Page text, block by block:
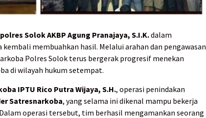
Solok AKBP Agung Pranajaya, S.I.K.dalam
membuahkan hasil. Melalui arahan dan pengawasan
Polres Solok terus bergerak progresif menekan
di wilayah hukum setempat.
IPTU Rico Putra Wijaya, S.H., operasi penindakan
Satresnarkoba, yang selama ini dikenal mampu bekerja
operasi tersebut, tim berhasil mengamankan seorang